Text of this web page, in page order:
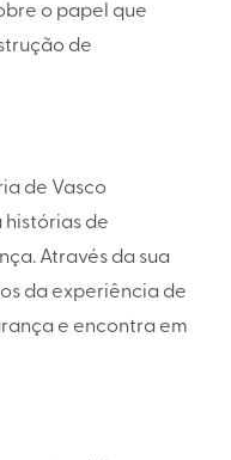
o papel que
de
de Vasco
histórias de
Através da sua
da experiência de
e encontra em